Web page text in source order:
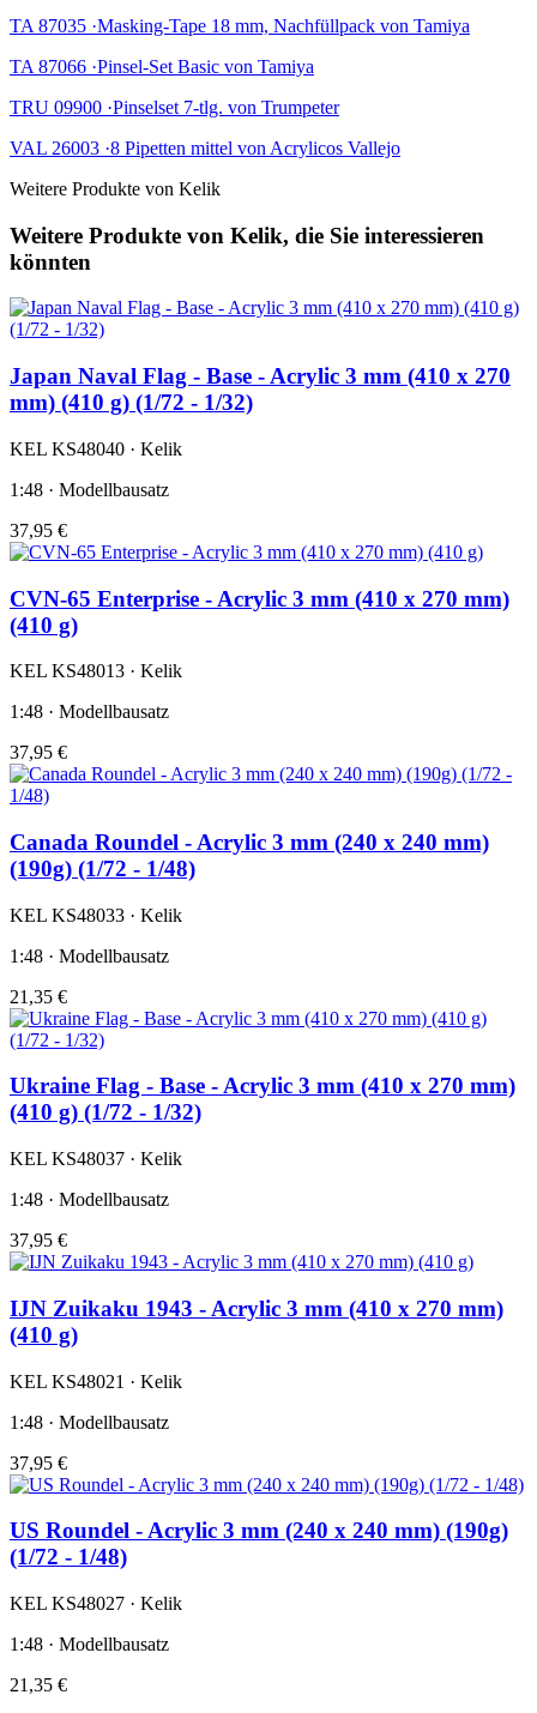
TA 87035 ·Masking-Tape 18 mm, Nachfüllpack von Tamiya
TA 87066 ·Pinsel-Set Basic von Tamiya
TRU 09900 ·Pinselset 7-tlg. von Trumpeter
VAL 26003 ·8 Pipetten mittel von Acrylicos Vallejo
Weitere Produkte von Kelik
Weitere Produkte von Kelik, die Sie interessieren
könnten
Japan Naval Flag - Base - Acrylic 3 mm (410 x 270
mm) (410 g) (1/72 - 1/32)
KEL KS48040 · Kelik
1:48 · Modellbausatz
37,95 €
CVN-65 Enterprise - Acrylic 3 mm (410 x 270 mm)
(410 g)
KEL KS48013 · Kelik
1:48 · Modellbausatz
37,95 €
Canada Roundel - Acrylic 3 mm (240 x 240 mm)
(190g) (1/72 - 1/48)
KEL KS48033 · Kelik
1:48 · Modellbausatz
21,35 €
Ukraine Flag - Base - Acrylic 3 mm (410 x 270 mm)
(410 g) (1/72 - 1/32)
KEL KS48037 · Kelik
1:48 · Modellbausatz
37,95 €
IJN Zuikaku 1943 - Acrylic 3 mm (410 x 270 mm)
(410 g)
KEL KS48021 · Kelik
1:48 · Modellbausatz
37,95 €
US Roundel - Acrylic 3 mm (240 x 240 mm) (190g)
(1/72 - 1/48)
KEL KS48027 · Kelik
1:48 · Modellbausatz
21,35 €